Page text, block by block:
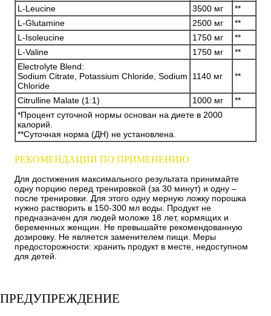
L-Leucine
3500 мг
**
L-Glutamine
2500 мг
**
L-Isoleucine
1750 мг
**
L-Valine
1750 мг
**
Electrolyte Blend:
Sodium Citrate, Potassium Chloride, Sodium
Chloride
1140 мг **
Citrulline Malate (1:1) 1000 мг
**
*Процент суточной нормы основан на диете в 2000
калорий.
**Суточная норма (ДН) не установлена.
РЕКОМЕНДАЦИИ ПО ПРИМЕНЕНИЮ
Для достижения максимального результата принимайте
одну порцию перед тренировкой (за 30 минут) и одну –
после тренировки. Для этого одну мерную ложку порошка
нужно растворить в 150-300 мл воды. Продукт не
предназначен для людей моложе 18 лет, кормящих и
беременных женщин. Не превышайте рекомендованную
дозировку. Не является заменителем пищи. Меры
предосторожности: хранить продукт в месте, недоступном
для детей.
ПРЕДУПРЕЖДЕНИЕ